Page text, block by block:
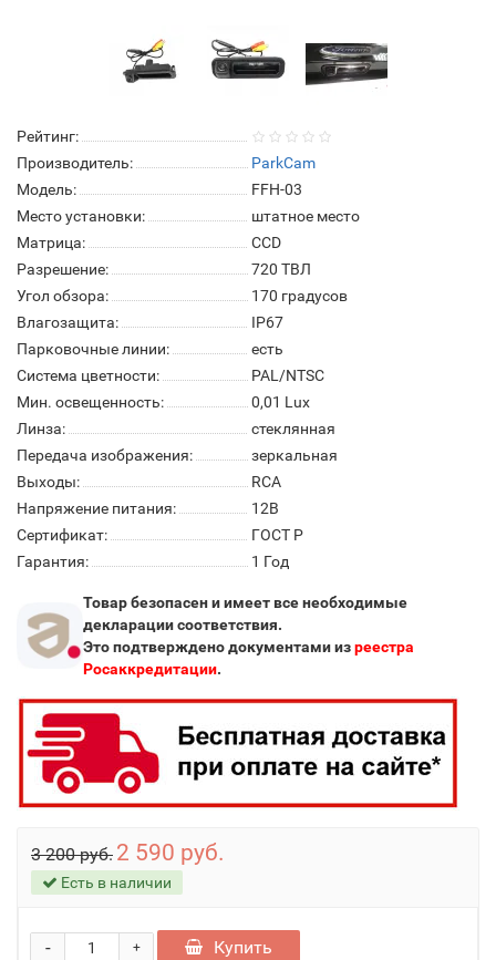
Рейтинг:
Производитель:
ParkCam
Модель:
FFH-03
Место установки:
штатное место
Матрица:
СCD
Разрешение:
720 ТВЛ
Угол обзора:
170 градусов
Влагозащита:
IP67
Парковочные линии:
есть
Система цветности:
PAL/NTSC
Мин. освещенность:
0,01 Lux
Линза:
стеклянная
Передача изображения:
зеркальная
Выходы:
RCA
Напряжение питания:
12В
Сертификат:
ГОСТ Р
Гарантия:
1 Год
Товар безопасен и имеет все необходимые
декларации соответствия.
Это подтверждено документами изреестра
Росаккредитации.
3 200 руб. 2 590 руб.
Есть в наличии
+
- Купить